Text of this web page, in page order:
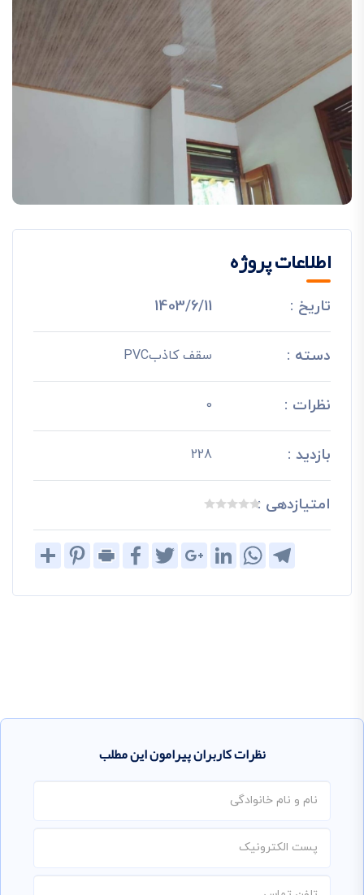
اطلاعات پروژه
تاریخ : 1403/6/11
دسته : سقف کاذبPVC
نظرات : 0
بازدید : 228
امتیازدهی :
Share
PinterestPrint
FacebookTwitterGoogle+LinkedIn
WhatsAppTelegram
نظرات کاربران پیرامون این مطلب